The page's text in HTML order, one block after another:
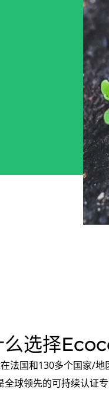
么选择
法国和130多个国家/地
全球领先的可持续认证专